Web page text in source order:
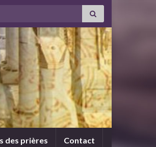
des prières Contact